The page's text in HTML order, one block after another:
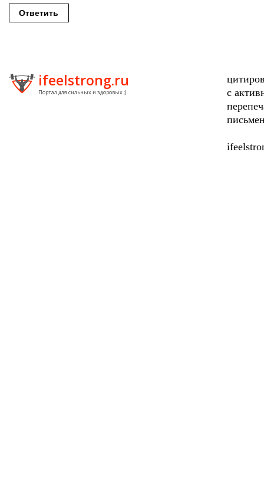
Ответить
ifeelstrong.ru
Портал для сильных и здоровых ;)
с